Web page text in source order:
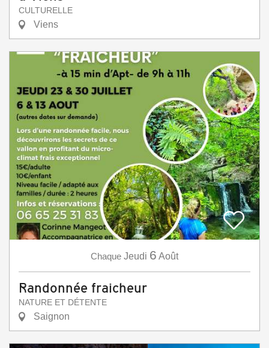
CULTURELLE
Viens
Chaque Jeudi 6 Août
Randonnée fraicheur
NATURE ET DÉTENTE
Saignon